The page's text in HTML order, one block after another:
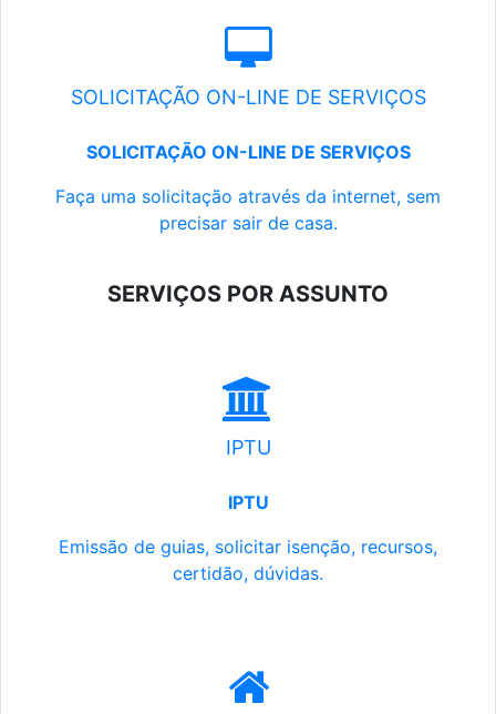
SOLICITAÇÃO ON-LINE DE SERVIÇOS
SOLICITAÇÃO ON-LINE DE SERVIÇOS
Faça uma solicitação através da internet, sem
precisar sair de casa.
SERVIÇOS POR ASSUNTO
IPTU
IPTU
Emissão de guias, solicitar isenção, recursos,
certidão, dúvidas.